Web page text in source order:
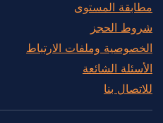
مطابقة المستوى
شروط الحجز
الخصوصية وملفات الارتباط
الأسئلة الشائعة
للاتصال بنا